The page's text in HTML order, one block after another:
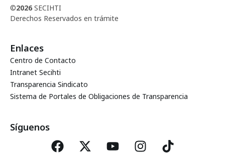
©2026 SECIHTI
Derechos Reservados en trámite
Enlaces
Centro de Contacto
Intranet Secihti
Transparencia Sindicato
Sistema de Portales de Obligaciones de Transparencia
Síguenos